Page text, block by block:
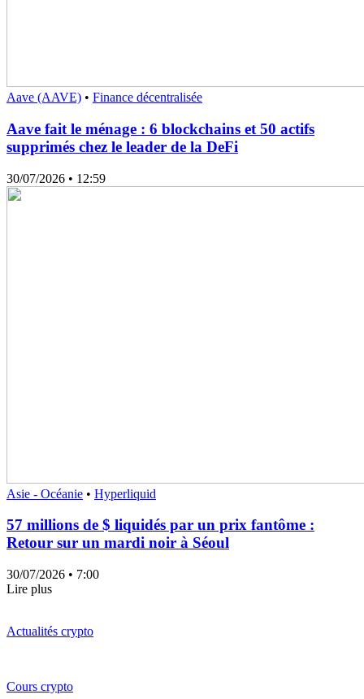
Aave (AAVE) • Finance décentralisée
Aave fait le ménage : 6 blockchains et 50 actifs
supprimés chez le leader de la DeFi
30/07/2026 • 12:59
Asie - Océanie • Hyperliquid
57 millions de $ liquidés par un prix fantôme :
Retour sur un mardi noir à Séoul
30/07/2026 • 7:00
Lire plus
Actualités crypto
Cours crypto